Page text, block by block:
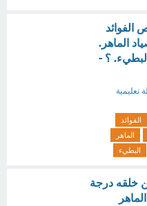
الفوائد
الماهر.
؟ -
تعليمية
الفوائد
الماهر
البطيء
خلقه درجة